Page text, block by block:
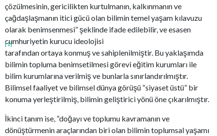
çözülmesinin, gericilikten kurtulmanın, kalkınmanın ve
çağdaşlaşmanın itici gücü olan bilimin temel yaşam kılavuzu
olarak benimsenmesi” şeklinde ifade edilebilir, ve esasen
cumhuriyetin kurucu ideolojisi
[1]
tarafından ortaya konmuş ve sahiplenilmiştir. Bu yaklaşımda
bilimin topluma benimsetilmesi görevi eğitim kurumları ile
bilim kurumlarına verilmiş ve bunlarla sınırlandırılmıştır.
Bilimsel faaliyet ve bilimsel dünya görüşü “siyaset üstü” bir
konuma yerleştirilmiş, bilimin geliştirici yönü öne çıkarılmıştır.
İkinci tanım ise, “doğayı ve toplumu kavramanın ve
dönüştürmenin araçlarından biri olan bilimin toplumsal yaşamı